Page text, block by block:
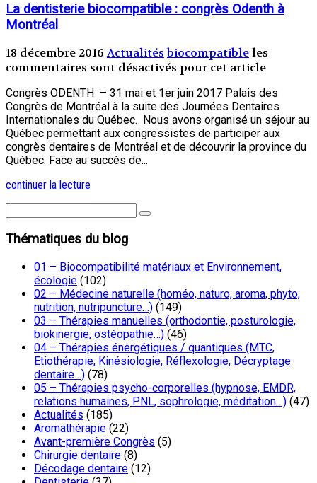
La dentisterie biocompatible : congrès Odenth à
Montréal
18 décembre 2016 Actualités biocompatibleles
commentaires sont désactivés pour cet article
Congrès ODENTH – 31 mai et 1er juin 2017 Palais des
Congrès de Montréal à la suite des Journées Dentaires
Internationales du Québec. Nous avons organisé un séjour au
Québec permettant aux congressistes de participer aux
congrès dentaires de Montréal et de découvrir la province du
Québec. Face au succès de...
continuer la lecture
Thématiques du blog
01 – Biocompatibilité matériaux et Environnement,
écologie (102)
02 – Médecine naturelle (homéo, naturo, aroma, phyto,
nutrition, nutripuncture…) (149)
03 – Thérapies manuelles (orthodontie, posturologie,
biokinergie, ostéopathie…) (46)
04 – Thérapies énergétiques / quantiques (MTC,
Etiothérapie, Kinésiologie, Réflexologie, Décryptage
dentaire…) (78)
05 – Thérapies psycho-corporelles (hypnose, EMDR,
relations humaines, PNL, sophrologie, méditation…) (47)
Actualités (185)
Aromathérapie (22)
Avant-première Congrès (5)
Chirurgie dentaire (8)
Décodage dentaire (12)